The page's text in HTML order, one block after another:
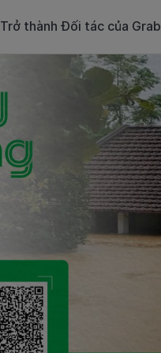
Trở thành Đối tác của Grab